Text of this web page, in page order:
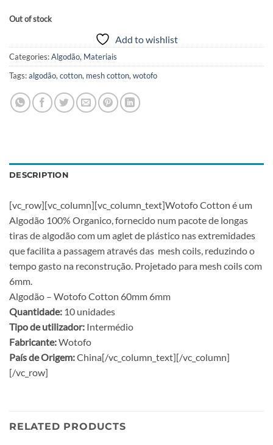
Out of stock
Add to wishlist
Categories:Algodão, Materiais
Tags:algodão, cotton, mesh cotton, wotofo
DESCRIPTION
[vc_row][vc_column][vc_column_text]Wotofo Cotton é um
Algodão 100% Organico, fornecido num pacote de longas
tiras de algodão com um aglet de plástico nas extremidades
que facilita a passagem através das mesh coils, reduzindo o
tempo gasto na reconstrução. Projetado para mesh coils com
6mm.
Algodão – Wotofo Cotton 60mm 6mm
Quantidade: 10 unidades
Tipo de utilizador: Intermédio
Fabricante:Wotofo
País de Origem:China[/vc_column_text][/vc_column]
[/vc_row]
RELATED PRODUCTS